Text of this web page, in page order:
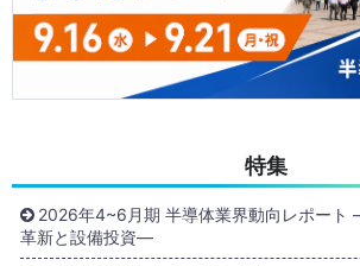
特集
2026年4~6月期 半導体業界動向レポート
革新と設備投資―